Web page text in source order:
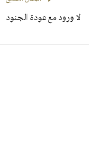
لا ورود مع عودة الجنود